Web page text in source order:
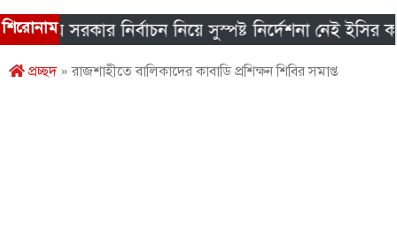
শিরোনাম
সরকার নির্বাচন নিয়ে সুস্পষ্ট নির্দেশনা নেই ইসির কাছে
প্রচ্ছদ» রাজশাহীতে বালিকাদের কাবাডি প্রশিক্ষন শিবির সমাপ্ত